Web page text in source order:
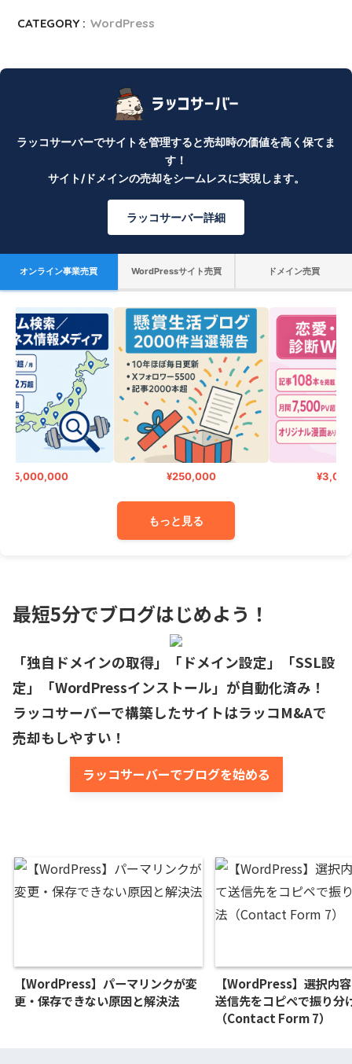
CATEGORY : WordPress
ラッコサーバーでサイトを管理すると売却時の価値を高く保てま
す！
サイト/ドメインの売却をシームレスに実現します。
ラッコサーバー詳細
オンライン事業売買 WordPressサイト売買 ドメイン売買
¥250,000
もっと見る
最短5分でブログはじめよう！
「独自ドメインの取得」「ドメイン設定」「SSL設
定」「WordPressインストール」が自動化済み！
ラッコサーバーで構築したサイトはラッコM&Aで
売却もしやすい！
ラッコサーバーでブログを始める
【WordPress】パーマリンクが変
更・保存できない原因と解決法
【WordPress】選択内
送信先をコピペで振り分
（Contact Form 7）